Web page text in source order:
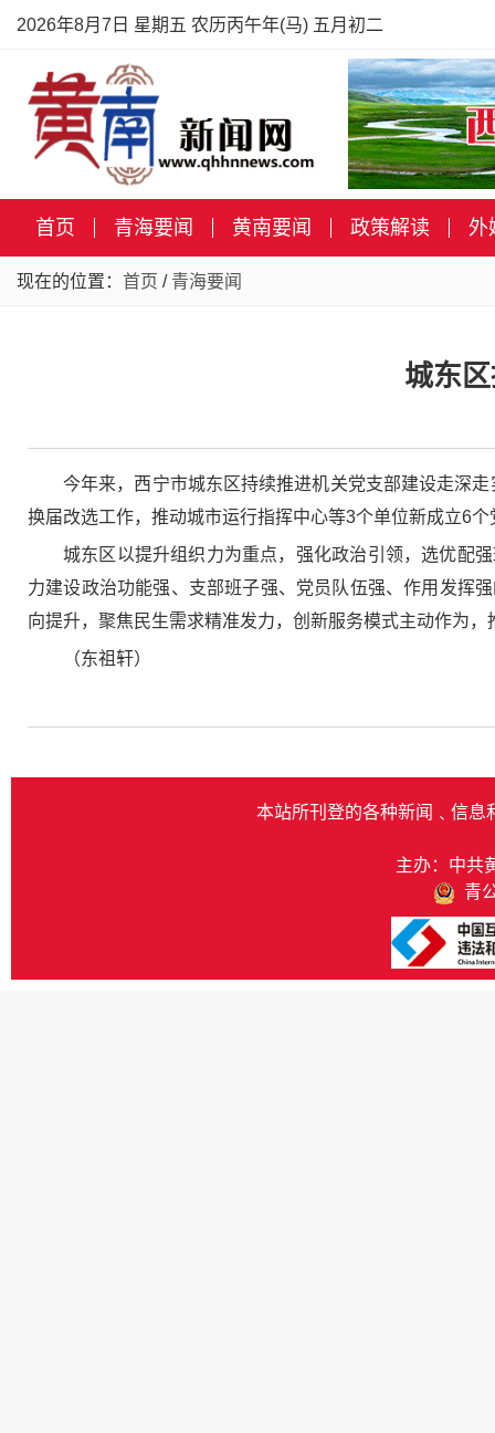
2026年8月7日 星期五 农历丙午年(马) 五月初二
首页 青海要闻 黄南要闻 政策解读 外
现在的位置： 首页 / 青海要闻
城东
今年来，西宁市城东区持续推进机关党支部建设走深
换届改选工作，推动城市运行指挥中心等3个单位新成立6
城东区以提升组织力为重点，强化政治引领，选优配
力建设政治功能强、支部班子强、党员队伍强、作用发挥
向提升，聚焦民生需求精准发力，创新服务模式主动作为
（东祖轩）
本站所刊登的各种新闻﹑信息
主办：中共
青